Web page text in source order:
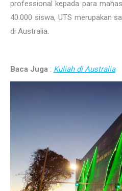
professional kepada para
40.000 siswa, UTS merupakan
di Australia.
Baca Juga : Kuliah di Australia